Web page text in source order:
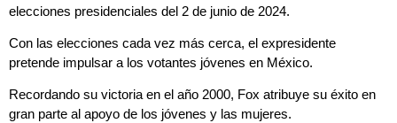
elecciones presidenciales del 2 de junio de 2024.
Con las elecciones cada vez más cerca, el expresidente
pretende impulsar a los votantes jóvenes en México.
Recordando su victoria en el año 2000, Fox atribuye su éxito en
gran parte al apoyo de los jóvenes y las mujeres.